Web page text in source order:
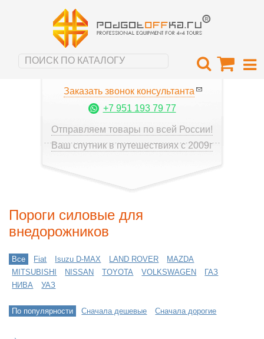
Заказать звонок консультанта
+7 951 193 79 77
Отправляем товары по всей России!
Ваш спутник в путешествиях с 2009г
Пороги силовые для
внедорожников
Все Fiat Isuzu D-MAX LAND ROVER
MAZDA
MITSUBISHI
NISSAN TOYOTA VOLKSWAGEN
ГАЗ
НИВА
УАЗ
По популярности Сначала дешевые Сначала дорогие